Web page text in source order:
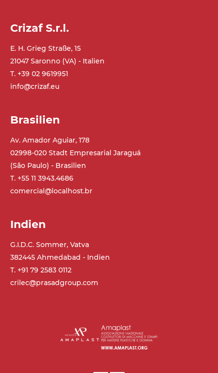
Crizaf S.r.l.
E. H. Grieg Straße, 15
21047 Saronno (VA) - Italien
T. +39 02 9619951
info@crizaf.eu
Brasilien
Av. Amador Aguiar, 178
02998-020 Stadt Empresarial Jaraguá
(São Paulo) - Brasilien
T. +55 11 3943.4686
comercial@localhost.br
Indien
G.I.D.C. Sommer, Vatva
382445 Ahmedabad - Indien
T. +91 79 2583 0112
crilec@prasadgroup.com